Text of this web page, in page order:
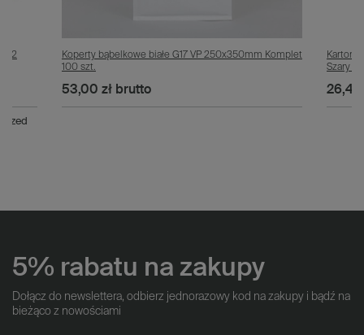
m2
Koperty bąbelkowe białe G17 VP 250x350mm Komplet
100 szt.
53,00 złbrutto
Karton
Szary
26,40
5% rabatu na zakupy
Dołącz do newslettera, odbierz jednorazowy kod na zakupy i bądź na
bieżąco z nowościami